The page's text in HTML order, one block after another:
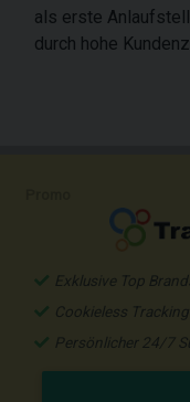
als erste
durch hohe
Exklusive Top
Cookieless
Persönlicher 24/7